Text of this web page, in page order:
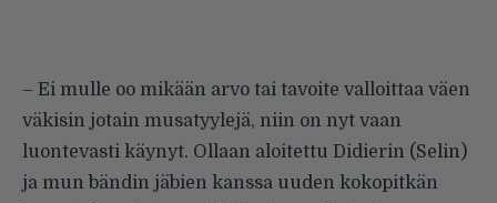
– Ei mulle oo mikään arvo tai tavoite valloittaa väen
väkisin jotain musatyylejä, niin on nyt vaan
luontevasti käynyt. Ollaan aloitettu Didierin (Selin)
ja mun bändin jäbien kanssa uuden kokopitkän